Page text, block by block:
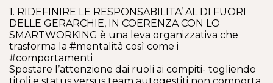
1. RIDEFINIRE LE RESPONSABILITA’ AL DI FUORI
DELLE GERARCHIE, IN COERENZA CON LO
SMARTWORKING è una leva organizzativa che
trasforma la #mentalità così come i
#comportamenti
Spostare l’attenzione dai ruoli ai compiti- togliendo